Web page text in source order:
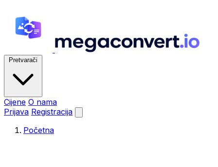
Pretvarači
Cijene O nama
Prijava Registracija
Početna